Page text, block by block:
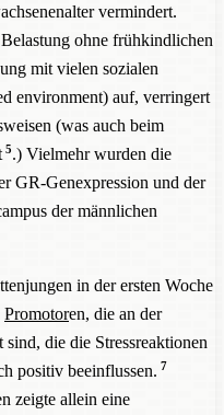
vermindert.
ohne frühkindlichen
mit vielen sozialen
environment) auf, verringert
(was auch beim
5.) Vielmehr wurden die
GR-Genexpression und der
der männlichen
in der ersten Woche
Promotoren, die an der
die die Stressreaktionen
positiv beeinflussen. 7
zeigte allein eine